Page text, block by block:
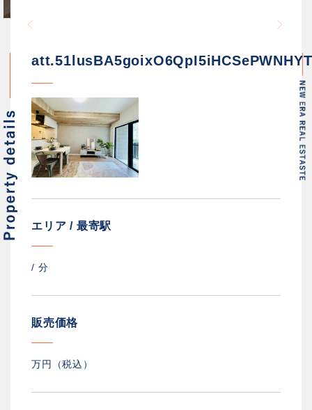
/home/newerakk/
エリア / 最寄駅
/ 分
販売価格
万円（税込）